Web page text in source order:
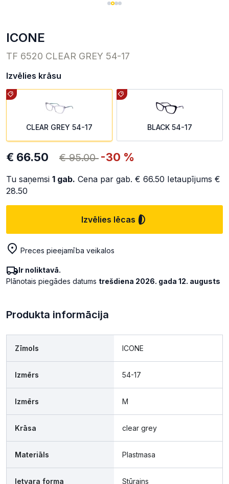
ICONE
TF 6520 CLEAR GREY 54-17
Izvēlies krāsu
CLEAR GREY 54-17 BLACK 54-17
€ 66.50 € 95.00 -30 %
Tu saņemsi 1 gab. Cena par gab. € 66.50 Ietaupījums €
28.50
Izvēlies lēcas
Preces pieejamība veikalos
Ir noliktavā.
Plānotais piegādes datums trešdiena 2026. gada 12. augusts
Produkta informācija
Zīmols ICONE
Izmērs 54-17
Izmērs M
Krāsa clear grey
Materiāls Plastmasa
Ietvara forma Stūrains